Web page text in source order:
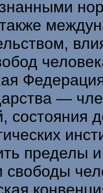
—
состояния
пределы
свободы